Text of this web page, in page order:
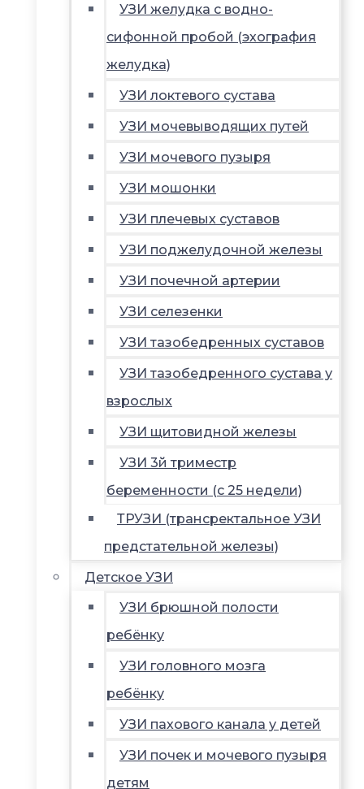
УЗИ желудка с водно-
сифонной пробой (эхография
желудка)
УЗИ локтевого сустава
УЗИ мочевыводящих путей
УЗИ мочевого пузыря
УЗИ мошонки
УЗИ плечевых суставов
УЗИ поджелудочной железы
УЗИ почечной артерии
УЗИ селезенки
УЗИ тазобедренных суставов
УЗИ тазобедренного сустава у
взрослых
УЗИ щитовидной железы
УЗИ 3й триместр
беременности (с 25 недели)
ТРУЗИ (трансректальное УЗИ
предстательной железы)
Детское УЗИ
УЗИ брюшной полости
ребёнку
УЗИ головного мозга
ребёнку
УЗИ пахового канала у детей
УЗИ почек и мочевого пузыря
детям